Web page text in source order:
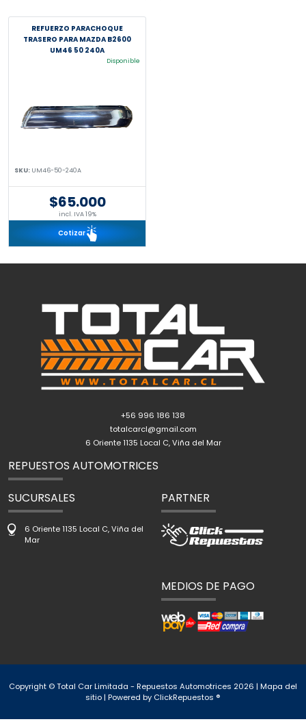
REFUERZO PARACHOQUE
TRASERO PARA MAZDA B2600
UM46 50 240A
Disponible
SKU: UM46-50-240A
$65.000
incl. IVA 19%
Cotizar
+56 996 186 138
totalcarcl@gmail.com
6 Oriente 1135 Local C, Viña del Mar
REPUESTOS AUTOMOTRICES
SUCURSALES
6 Oriente 1135 Local C, Viña del
Mar
PARTNER
MEDIOS DE PAGO
Copyright © Total Car Limitada - Repuestos Automotrices 2026 | Mapa del
sitio| Powered by ClickRepuestos ®